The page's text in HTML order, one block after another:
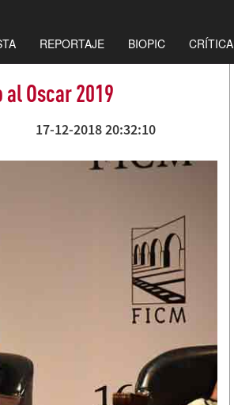
REPORTAJE BIOPIC CRÍTICA
Oscar 2019
17-12-2018 20:32:10